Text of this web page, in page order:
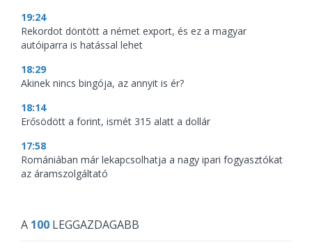
19:24
Rekordot döntött a német export, és ez a magyar
autóiparra is hatással lehet
18:29
Akinek nincs bingója, az annyit is ér?
18:14
Erősödött a forint, ismét 315 alatt a dollár
17:58
Romániában már lekapcsolhatja a nagy ipari fogyasztókat
az áramszolgáltató
A 100 LEGGAZDAGABB